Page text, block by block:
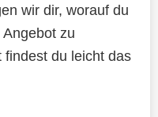
wir dir, worauf du
zu
du leicht das